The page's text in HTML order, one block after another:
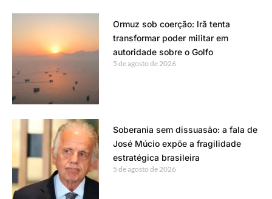
Ormuz sob coerção: Irã tenta
transformar poder militar em
autoridade sobre o Golfo
5 de agosto de 2026
Soberania sem dissuasão: a fala de
José Múcio expõe a fragilidade
estratégica brasileira
5 de agosto de 2026